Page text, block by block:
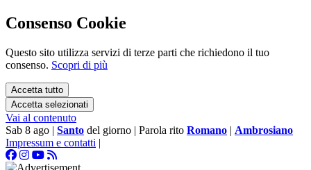
Consenso Cookie
Questo sito utilizza servizi di terze parti che richiedono il tuo
consenso. Scopri di più
Accetta tutto
Accetta selezionati
Vai al contenuto
Sab 8 ago | Santo del giorno | Parola rito Romano | Ambrosiano
Impressum e contatti |